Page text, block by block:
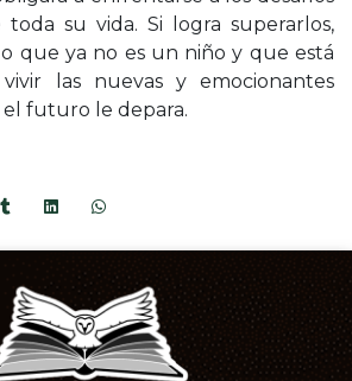
toda su vida. Si logra superarlos,
que ya no es un niño y que está
las nuevas y emocionantes
futuro le depara.